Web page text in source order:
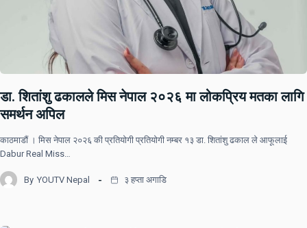
डा. शितांशु ढकालले मिस नेपाल २०२६ मा लोकप्रिय मतका लागि
समर्थन अपिल
काठमाडौं । मिस नेपाल २०२६ की प्रतियोगी प्रतियोगी नम्बर १३ डा. शितांशु ढकाल ले आफूलाई
Dabur Real Miss…
By YOUTV Nepal ३ हप्ता अगाडि